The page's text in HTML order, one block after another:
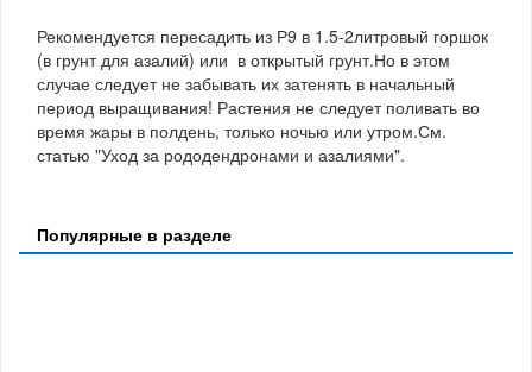
Рекомендуется пересадить из Р9 в 1.5-2литровый горшок
(в грунт для азалий) или в открытый грунт.Но в этом
случае следует не забывать их затенять в начальный
период выращивания! Растения не следует поливать во
время жары в полдень, только ночью или утром.См.
статью "Уход за рододендронами и азалиями".
Популярные в разделе